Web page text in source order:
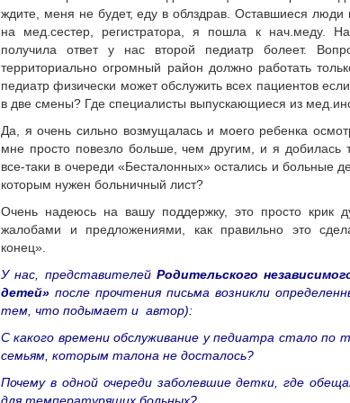
ждите, меня не будет, еду в облздрав. Оставшиеся люди
на мед.сестер, регистратора, я пошла к нач.меду.
получила ответ у нас второй педиатр болеет.
территориально огромный район должно работать
педиатр физически может обслужить всех пациентов
в две смены? Где специалисты выпускающиеся из
Да, я очень сильно возмущалась и моего ребенка
мне просто повезло больше, чем другим, и я добилась
все-таки в очереди «Бесталонных» остались и больные
которым нужен больничный лист?
Очень надеюсь на вашу поддержку, это просто крик
жалобами и предложениями, как правильно это
конец».
У нас, представителей Родительского
детей» после прочтения письма возникли
тем, что подымает и автор):
С какого времени обслуживание у педиатра стало
семьям, которым талона не досталось?
Почему в одной очереди заболевшие детки, где